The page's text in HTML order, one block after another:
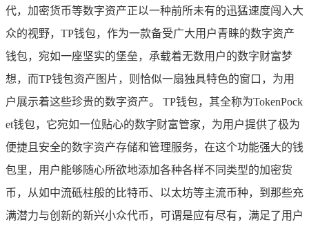
代，加密货币等数字资产正以一种前所未有的迅猛速度闯入大
众的视野，TP钱包，作为一款备受广大用户青睐的数字资产
钱包，宛如一座坚实的堡垒，承载着无数用户的数字财富梦
想，而TP钱包资产图片，则恰似一扇独具特色的窗口，为用
户展示着这些珍贵的数字资产。 TP钱包，其全称为TokenPock
et钱包，它宛如一位贴心的数字财富管家，为用户提供了极为
便捷且安全的数字资产存储和管理服务，在这个功能强大的钱
包里，用户能够随心所欲地添加各种各样不同类型的加密货
币，从如中流砥柱般的比特币、以太坊等主流币种，到那些充
满潜力与创新的新兴小众代币，可谓是应有尽有，满足了用户